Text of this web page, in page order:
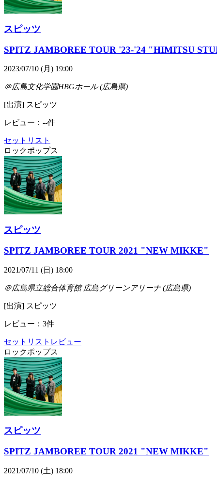
スピッツ
SPITZ JAMBOREE TOUR '23-'24 "HIMITSU
2023/07/10 (月) 19:00
＠広島文化学園HBGホール (広島県)
[出演] スピッツ
レビュー：--件
セットリスト
ロックポップス
スピッツ
SPITZ JAMBOREE TOUR 2021 "NEW MIKKE"
2021/07/11 (日) 18:00
＠広島県立総合体育館 広島グリーンアリーナ (広島県)
[出演] スピッツ
レビュー：3件
セットリスト レビュー
ロックポップス
スピッツ
SPITZ JAMBOREE TOUR 2021 "NEW MIKKE"
2021/07/10 (土) 18:00